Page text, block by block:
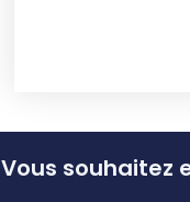
Vous souhaitez